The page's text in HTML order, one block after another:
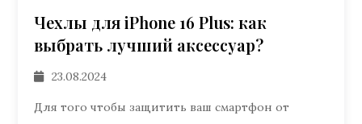
Чехлы для iPhone 16 Plus: как
выбрать лучший аксессуар?
23.08.2024
Для того чтобы защитить ваш смартфон от